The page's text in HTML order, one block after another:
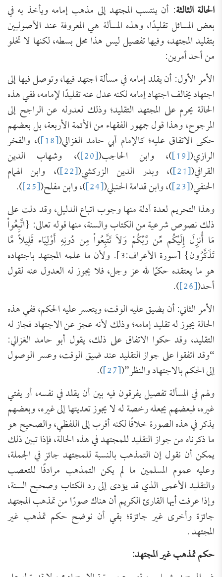
الحالة الثالثة: أن ينتسب المجتهد إلى مذهب إمامه ويأخذ به في
بعض المسائل تقليدًا، وهذه المسألة هي المعروفة عند الأصوليين
بتقليد المجتهد، وفيها تفصيل ليس هذا محل بسطه، لكنها لا تخلو
من أحد أمرين:
الأمر الأول: أن يقلد إمامه في مسألة اجتهد فيها، وتوصل فيها إلى
اجتهاد يخالف اجتهاد إمامه لكنه عدل عنه تقليدًا لإمامه، ففي هذه
الحالة يحرم على المجتهد التقليد؛ وذلك لعدوله عن الراجح إلى
المرجوح، وهذا قول جمهور الفقهاء من الأئمة الأربعة، بل بعضهم
حكى الاتفاق عليه؛ كالإمام أبي حامد الغزالي([18] )، والفخر
الرازي([19] )، وابن الحاجب([20] )، وشهاب الدين
القرافي([21] )، وبدر الدين الزركشي([22] )، وابن الهمام
الحنفي([23] )، وابن قدامة الحنبلي([24] )، وابن مفلح([25]
).
وهذا التحريم لعدة أدلة منها وجوب اتباع الدليل، وقد دلت على
ذلك نصوص شرعية من الكتاب والسنة، منها قوله تعالى: {اتَّبِعُواْ
مَا أُنزِلَ إِلَيْكُم مِّن رَّبِّكُمْ وَلاَ تَتَّبِعُواْ مِن دُونِهِ أَوْلِيَاء قَلِيلاً مَّا
تَذَكَّرُون} [سورة الأعراف:3]. ولأن ما علمه المجتهد باجتهاده
هو ما يعتقده حكمًا لله عز وجل، فلا يجوز له العدول عنه لقول
أحد([26]
).
الأمر الثاني: أن يضيق عليه الوقت، ويتعسر عليه الحكم، ففي هذه
الحالة يجوز له تقليد إمامه؛ وذلك لأنه عجز عن الاجتهاد فجاز له
التقليد، وقد حكوا الاتفاق على ذلك، يقول أبو حامد الغزالي:
“وقد اتفقوا على جواز التقليد عند ضيق الوقت، وعسر الوصول
إلى الحكم بالاجتهاد والنظر”([27]
).
ولهم في المسألة تفصيل يفرقون فيه بين أن يقلد في نفسه، أو يفتي
غيره، فبعضهم يجعله رخصة له لا يجوز تعديتها إلى غيره، وبعضهم
يذكر في هذه الصورة خلافًا لكنه أقرب إلى اللفظي، والصحيح هو
ما ذكرناه من جواز التقليد للمجتهد في هذه الحالة، فإذا تبين ذلك
يمكن أن نقول إن التمذهب بالنسبة للمجتهد جائز في الجملة،
وعليه عموم المسلمين ما لم يكن التمذهب مرادفًا للتعصب
والتقليد الأعمى الذي قد يؤدى إلى رد الكتاب وصحيح السنة،
وإذا عرفت أيها القارئ الكريم أن هناك صورًا من تمذهب المجتهد
جائزة وأخرى غير جائزة؛ بقي أن نوضح حكم تمذهب غير
المجتهد .
حكم تمذهب غير المجتهد: